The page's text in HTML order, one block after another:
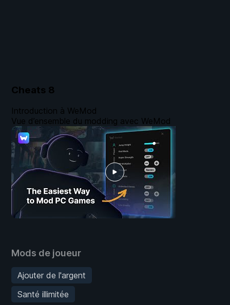
Cheats 8
Mods de joueur
Ajouter de l'argent
Santé illimitée
Introduction à WeMod
Vue d’ensemble du modding avec WeMod